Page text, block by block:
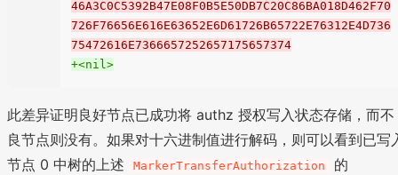
46A3C0C5392B47E08F0B5E50DB7C20C86BA018D462F70
726F76656E616E63652E6D61726B65722E76312E4D736
75472616E7366657252657175657374
+<nil>
此差异证明良好节点已成功将 authz 授权写入状态存储，而不
良节点则没有。如果对十六进制值进行解码，则可以看到已写
节点 0 中树的上述
MarkerTransferAuthorization
的